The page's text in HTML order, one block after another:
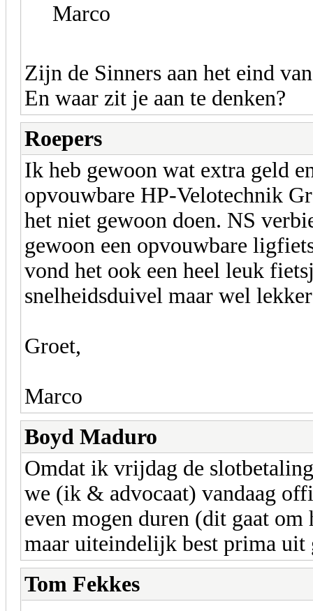
Marco
Zijn de Sinners aan het eind
En waar zit je aan te denken?
Roepers
Ik heb gewoon wat extra geld
opvouwbare HP-Velotechnik
het niet gewoon doen. NS
gewoon een opvouwbare
vond het ook een heel leuk
snelheidsduivel maar wel
Groet,
Marco
Boyd Maduro
Omdat ik vrijdag de
we (ik & advocaat) vandaag
even mogen duren (dit gaat
maar uiteindelijk best prima uit
Tom Fekkes